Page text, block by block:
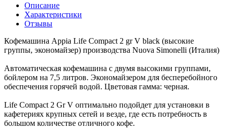
Описание
Характеристики
Отзывы
Кофемашина Appia Life Compact 2 gr V black (высокие
группы, экономайзер) производства Nuova Simonelli (Италия)
Автоматическая кофемашина с двумя высокими группами,
бойлером на 7,5 литров. Экономайзером для бесперебойного
обеспечения горячей водой. Цветовая гамма: черная.
Life Compact 2 Gr V оптимально подойдет для установки в
кафетериях крупных сетей и везде, где есть потребность в
большом количестве отличного кофе.